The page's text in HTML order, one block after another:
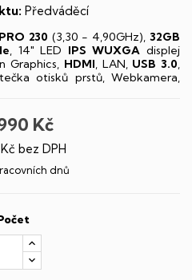
Předváděcí
230 (3,30 - 4,90GHz),32GB
, 14" LED IPS WUXGA displej
Graphics, HDMI, LAN, USB 3.0,
otisků prstů, Webkamera,
Kč
bez DPH
dnů